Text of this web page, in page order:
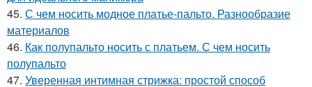
45. С чем носить модное платье-пальто. Разнообразие
материалов
46. Как полупальто носить с платьем. С чем носить
полупальто
47. Уверенная интимная стрижка: простой способ